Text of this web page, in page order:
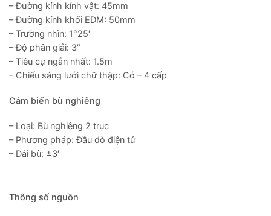
– Đường kính kính vật: 45mm
– Đường kính khối EDM: 50mm
– Trường nhìn: 1°25′
– Độ phân giải: 3″
– Tiêu cự ngắn nhất: 1.5m
– Chiếu sáng lưới chữ thập: Có – 4 cấp
Cảm biến bù nghiêng
– Loại: Bù nghiêng 2 trục
– Phương pháp: Đầu dò điện tử
– Dải bù: ±3′
Thông số nguồn